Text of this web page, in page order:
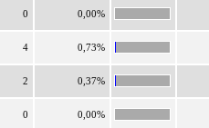
0 0,00%
4 0,73%
2 0,37%
0 0,00%